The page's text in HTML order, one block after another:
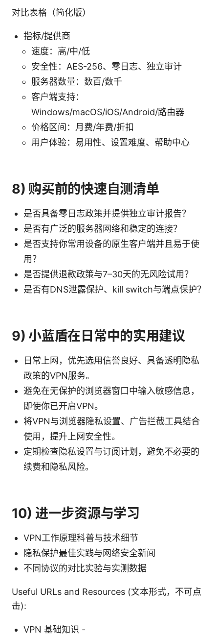
对比表格（简化版）
指标/提供商
速度：高/中/低
安全性：AES-256、零日志、独立审计
服务器数量：数百/数千
客户端支持：
Windows/macOS/iOS/Android/路由器
价格区间：月费/年费/折扣
用户体验：易用性、设置难度、帮助中心
8) 购买前的快速自测清单
是否具备零日志政策并提供独立审计报告？
是否有广泛的服务器网络和稳定的连接？
是否支持你常用设备的原生客户端并且易于使
用？
是否提供退款政策与7–30天的无风险试用？
是否有DNS泄露保护、kill switch与端点保护？
9) 小蓝盾在日常中的实用建议
日常上网，优先选用信誉良好、具备透明隐私
政策的VPN服务。
避免在无保护的浏览器窗口中输入敏感信息，
即使你已开启VPN。
将VPN与浏览器隐私设置、广告拦截工具结合
使用，提升上网安全性。
定期检查隐私设置与订阅计划，避免不必要的
续费和隐私风险。
10) 进一步资源与学习
VPN工作原理科普与技术细节
隐私保护最佳实践与网络安全新闻
不同协议的对比实验与实测数据
Useful URLs and Resources (文本形式，不可点
击):
VPN 基础知识 -